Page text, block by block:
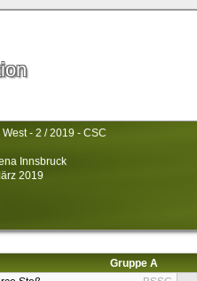
- 2 / 2019 - CSC
Innsbruck
2019
Gruppe A